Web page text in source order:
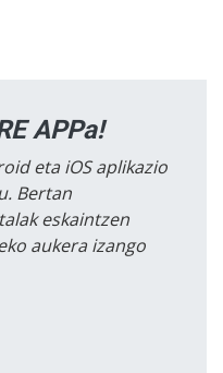
APPa!
eta iOS aplikazio
Bertan
eskaintzen
aukera izango